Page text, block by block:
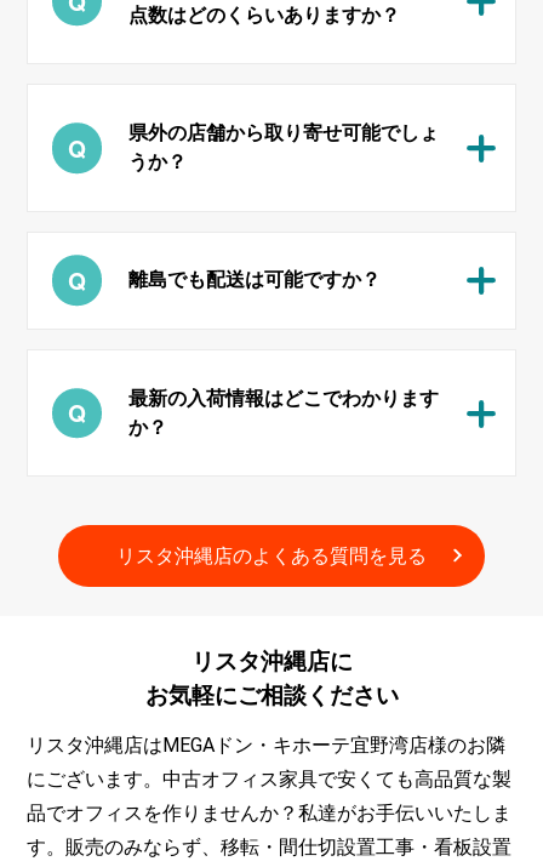
点数はどのくらいありますか？
県外の店舗から取り寄せ可能でしょ
うか？
離島でも配送は可能ですか？
最新の入荷情報はどこでわかります
か？
リスタ沖縄店のよくある質問 を 見る
リスタ沖縄店に
お気軽にご相談ください
リスタ沖縄店はMEGAドン・キホーテ宜野湾店様のお隣
にございます。中古オフィス家具で安くても高品質な製
品でオフィスを作りませんか？私達がお手伝いいたしま
す。販売のみならず、移転・間仕切設置工事・看板設置